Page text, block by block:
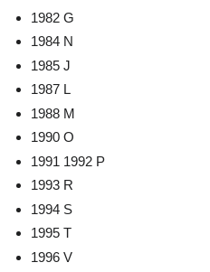
1982 G
1984 N
1985 J
1987 L
1988 M
1990 O
1991 1992 P
1993 R
1994 S
1995 T
1996 V